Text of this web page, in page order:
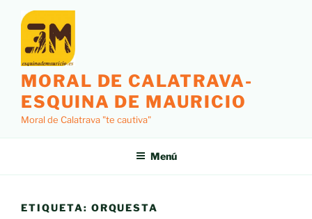
contenido
MORAL DE CALATRAVA-
ESQUINA DE MAURICIO
Moral de Calatrava "te cautiva"
Menú
ETIQUETA: ORQUESTA